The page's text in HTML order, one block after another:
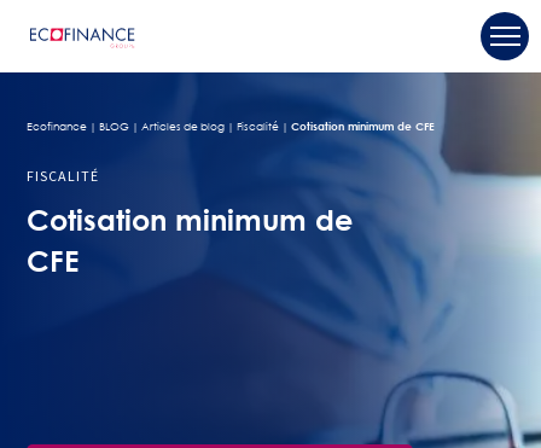
Ecofinance BLOG Articles de blog Fiscalité Cotisation minimum de CFE
FISCALITÉ
Cotisation minimum de
CFE